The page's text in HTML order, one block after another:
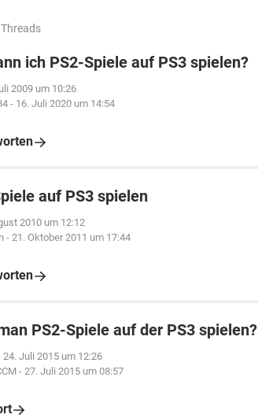
ich PS2-Spiele auf PS3 spielen?
2009 um 10:26
- 16. Juli 2020 um 14:54
auf PS3 spielen
2010 um 12:12
- 21. Oktober 2011 um 17:44
PS2-Spiele auf der PS3 spielen?
24. Juli 2015 um 12:26
- 27. Juli 2015 um 08:57